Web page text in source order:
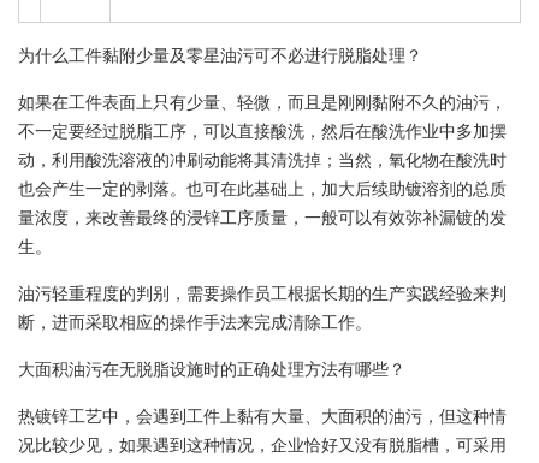
为什么工件黏附少量及零星油污可不必进行脱脂处理？
如果在工件表面上只有少量、轻微，而且是刚刚黏附不久的油污，
不一定要经过脱脂工序，可以直接酸洗，然后在酸洗作业中多加摆
动，利用酸洗溶液的冲刷动能将其清洗掉；当然，氧化物在酸洗时
也会产生一定的剥落。也可在此基础上，加大后续助镀溶剂的总质
量浓度，来改善最终的浸锌工序质量，一般可以有效弥补漏镀的发
生。
油污轻重程度的判别，需要操作员工根据长期的生产实践经验来判
断，进而采取相应的操作手法来完成清除工作。
大面积油污在无脱脂设施时的正确处理方法有哪些？
热镀锌工艺中，会遇到工件上黏有大量、大面积的油污，但这种情
况比较少见，如果遇到这种情况，企业恰好又没有脱脂槽，可采用